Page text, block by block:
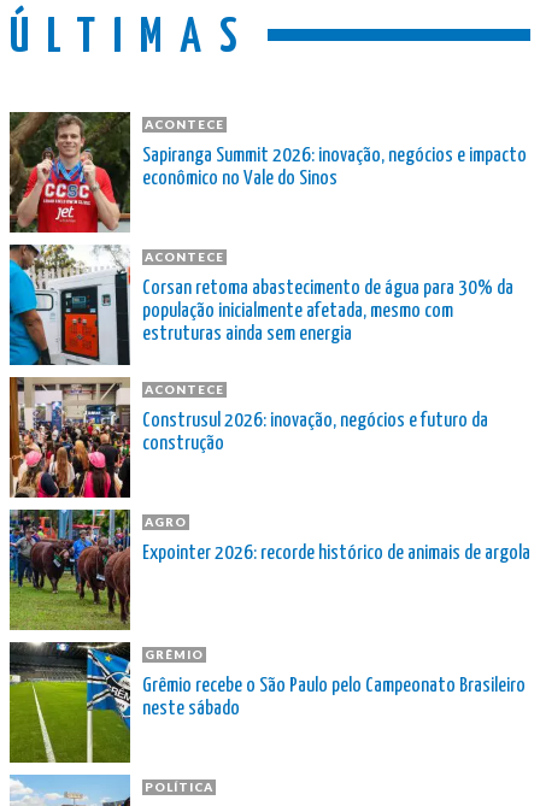
ÚLTIMAS
ACONTECE
Sapiranga Summit 2026: inovação, negócios e impacto
econômico no Vale do Sinos
ACONTECE
Corsan retoma abastecimento de água para 30% da
população inicialmente afetada, mesmo com
estruturas ainda sem energia
ACONTECE
Construsul 2026: inovação, negócios e futuro da
construção
AGRO
Expointer 2026: recorde histórico de animais de argola
GRÊMIO
Grêmio recebe o São Paulo pelo Campeonato Brasileiro
neste sábado
POLÍTICA